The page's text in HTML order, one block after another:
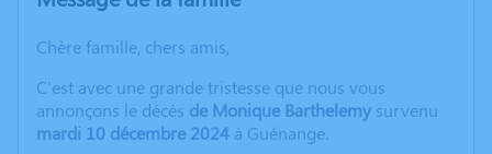
Chère famille, chers amis,
C'est avec une grande tristesse que nous vous
annonçons le décès de Monique Barthelemy survenu
mardi 10 décembre 2024 à Guénange.